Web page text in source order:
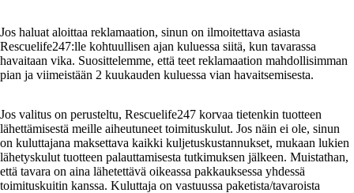
Jos haluat aloittaa reklamaation, sinun on ilmoitettava asiasta
Rescuelife247:lle kohtuullisen ajan kuluessa siitä, kun tavarassa
havaitaan vika. Suosittelemme, että teet reklamaation mahdollisimman
pian ja viimeistään 2 kuukauden kuluessa vian havaitsemisesta.
Jos valitus on perusteltu, Rescuelife247 korvaa tietenkin tuotteen
lähettämisestä meille aiheutuneet toimituskulut. Jos näin ei ole, sinun
on kuluttajana maksettava kaikki kuljetuskustannukset, mukaan lukien
lähetyskulut tuotteen palauttamisesta tutkimuksen jälkeen. Muistathan,
että tavara on aina lähetettävä oikeassa pakkauksessa yhdessä
toimituskuitin kanssa. Kuluttaja on vastuussa paketista/tavaroista